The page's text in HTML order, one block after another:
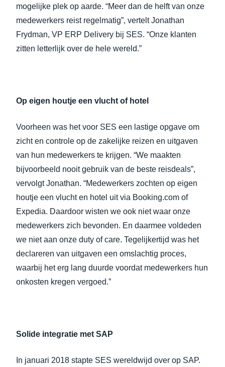
mogelijke plek op aarde. “Meer dan de helft van onze
medewerkers reist regelmatig”, vertelt Jonathan
Frydman, VP ERP Delivery bij SES. “Onze klanten
zitten letterlijk over de hele wereld.”
Op eigen houtje een vlucht of hotel
Voorheen was het voor SES een lastige opgave om
zicht en controle op de zakelijke reizen en uitgaven
van hun medewerkers te krijgen. “We maakten
bijvoorbeeld nooit gebruik van de beste reisdeals”,
vervolgt Jonathan. “Medewerkers zochten op eigen
houtje een vlucht en hotel uit via Booking.com of
Expedia. Daardoor wisten we ook niet waar onze
medewerkers zich bevonden. En daarmee voldeden
we niet aan onze duty of care. Tegelijkertijd was het
declareren van uitgaven een omslachtig proces,
waarbij het erg lang duurde voordat medewerkers hun
onkosten kregen vergoed.”
Solide integratie met SAP
In januari 2018 stapte SES wereldwijd over op SAP.